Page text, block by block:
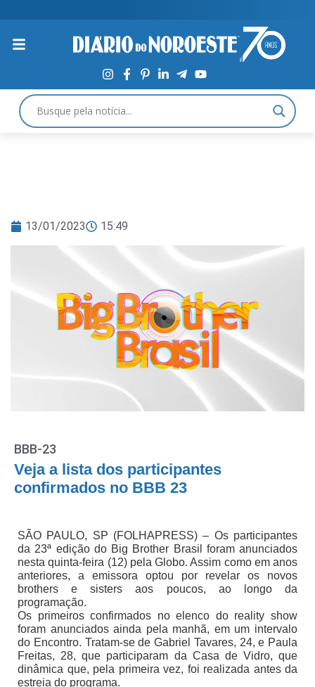
13/01/2023 15:49
BBB-23
Veja a lista dos participantes
confirmados no BBB 23
SÃO PAULO, SP (FOLHAPRESS) – Os participantes
da 23ª edição do Big Brother Brasil foram anunciados
nesta quinta-feira (12) pela Globo. Assim como em anos
anteriores, a emissora optou por revelar os novos
brothers e sisters aos poucos, ao longo da
programação.
Os primeiros confirmados no elenco do reality show
foram anunciados ainda pela manhã, em um intervalo
do Encontro. Tratam-se de Gabriel Tavares, 24, e Paula
Freitas, 28, que participaram da Casa de Vidro, que
dinâmica que, pela primeira vez, foi realizada antes da
estreia do programa.